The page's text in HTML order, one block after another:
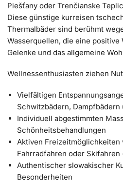
Piešťany oder Trenčianske
Diese günstige kurreisen
Thermalbäder sind berühmt
Wasserquellen, die eine positive
Gelenke und das allgemeine
Wellnessenthusiasten ziehen
Vielfältigen
Schwitzbädern,
Individuell abgestimmten
Schönheitsbehandlungen
Aktiven Freizeitmöglichkeiten
Fahrradfahren oder Skifahren
Authentischer slowakischer
Besonderheiten